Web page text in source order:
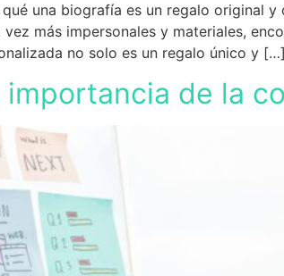
qué una biografía es un regalo original
vez más impersonales y materiales,
no solo es un regalo único y […]
importancia de la